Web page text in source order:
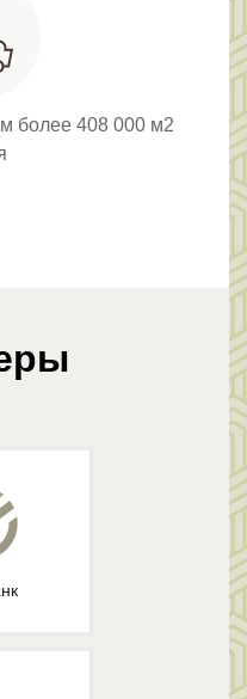
более 408 000 м2